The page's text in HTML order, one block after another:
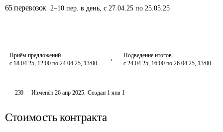
65 перевозок 2–10 пер. в день, с 27.04.25 по 25.05.25
Приём предложений
с 18.04.25, 12:00 по 24.04.25, 13:00
Подведение итогов
с 24.04.25, 16:00 по 26.04.25, 13:00
230 Изменён26 апр 2025. Создан 1 янв 1
Стоимость контракта